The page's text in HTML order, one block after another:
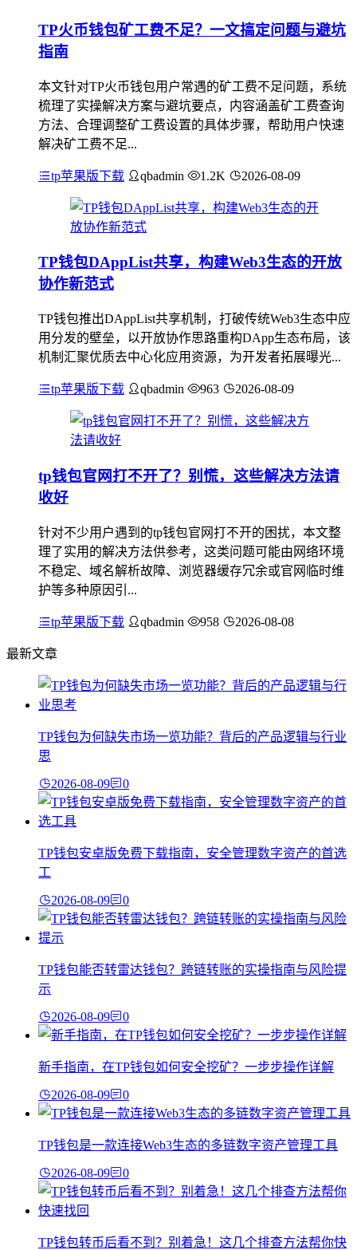
TP火币钱包矿工费不足？一文搞定问题与避坑
指南
本文针对TP火币钱包用户常遇的矿工费不足问题，系统
梳理了实操解决方案与避坑要点，内容涵盖矿工费查询
方法、合理调整矿工费设置的具体步骤，帮助用户快速
解决矿工费不足...
tp苹果版下载 qbadmin 1.2K 2026-08-09
TP钱包DAppList共享，构建Web3生态的开放
协作新范式
TP钱包推出DAppList共享机制，打破传统Web3生态中应
用分发的壁垒，以开放协作思路重构DApp生态布局，该
机制汇聚优质去中心化应用资源，为开发者拓展曝光...
tp苹果版下载 qbadmin 963 2026-08-09
tp钱包官网打不开了？别慌，这些解决方法请
收好
针对不少用户遇到的tp钱包官网打不开的困扰，本文整
理了实用的解决方法供参考，这类问题可能由网络环境
不稳定、域名解析故障、浏览器缓存冗余或官网临时维
护等多种原因引...
tp苹果版下载 qbadmin 958 2026-08-08
最新文章
TP钱包为何缺失市场一览功能？背后的产品逻辑与行业
思
2026-08-09 0
TP钱包安卓版免费下载指南，安全管理数字资产的首选
工
2026-08-09 0
TP钱包能否转雷达钱包？跨链转账的实操指南与风险提
示
2026-08-09 0
新手指南，在TP钱包如何安全挖矿？一步步操作详解
2026-08-09 0
TP钱包是一款连接Web3生态的多链数字资产管理工具
2026-08-09 0
TP钱包转币后看不到？别着急！这几个排查方法帮你快